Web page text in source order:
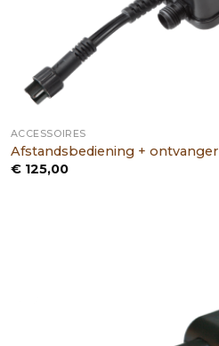
ACCESSOIRES
Afstandsbediening + ontvanger
€125,00